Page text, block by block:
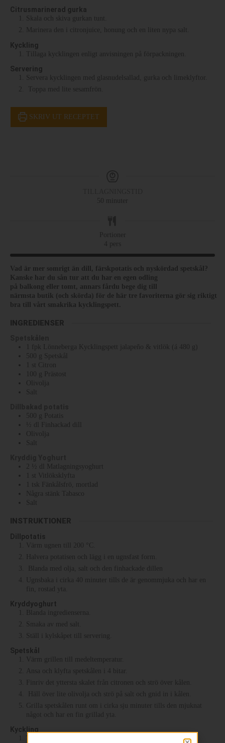
Citrusmarinerad gurka
Skala och skiva gurkan tunt.
Marinera den i citronjuice, honung och en liten nypa salt.
Kyckling
Tillaga kycklingen enligt anvisningen på förpackningen.
Servering
Servera kycklingen med glasnudelsallad, gurka och limeklyftor.
Toppa med lite sesamfrön.
SKRIV UT RECEPTET
50
minuter
Portioner
4 pers
Vad är mer somrigt än dill, färskpotatis och nyskördad spetskål?
Kanske har du sån tur att du har en egen odling
på balkong eller tomt, annars fårdu bege dig till
närmsta butik (och skörda) för de här tre favoriterna gör sig riktigt
bra till vårt smakrika kycklingspett.
INGREDIENSER
fpk
Lönneberga Kycklingspett jalapeño & vitlök (á 480 g)
500
g
Spetskål
st Citron
g
Prästost
Olivolja
Salt
500 g
Potatis
dl
Finhackad dill
Olivolja
Salt
2 ½ dl
Matlagningsyoghurt
st Vitlöksklyfta
tsk
Fänkålsfrö, mortlad
Några stänk Tabasco
Salt
INSTRUKTIONER
Dillpotatis
Värm ugnen till 200 °C.
Halvera potatisen och lägg i en ugnsfast form.
Blanda med olja, salt och den finhackade dillen
Ugnsbaka i cirka 40 minuter tills de är genommjuka och har en
fin, rostad yta.
Kryddyoghurt
Blanda ingredienserna.
Smaka av med salt.
Ställ i kylskåpet till servering.
Spetskål
Värm grillen till medeltemperatur.
Ansa och klyfta spetskålen i 4 bitar.
Finriv det yttersta skalet från citronen och strö över kålen.
Häll över lite olivolja och strö på salt och gnid in i kålen.
Grilla spetskålen runt om i cirka sju minuter tills den mjuknat
något och har en fin grillad yta.
Kyckling
Tillaga kycklingspetten enligt anvisningen på förpackningen.